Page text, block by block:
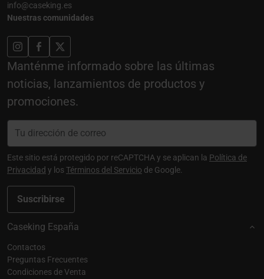
info@caseking.es
Nuestras comunidades
Manténme informado sobre las últimas
noticias, lanzamientos de productos y
promociones.
Suscribirse
Este sitio está protegido por reCAPTCHA y se aplican la Política de
Privacidad y losTérminos del Servicio de Google.
Caseking España
Contactos
Preguntas Frecuentes
Condiciones de Venta